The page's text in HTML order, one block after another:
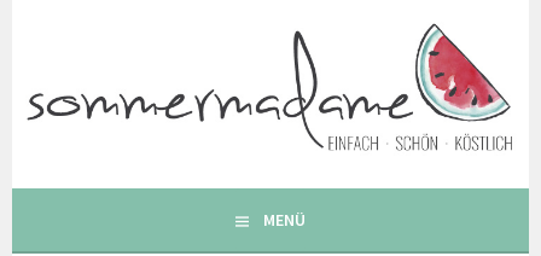
FOODBLOG – GESUNDE LECKERE EINFACHE BUNTE UND
BESONDERE REZEPTE
MENÜ